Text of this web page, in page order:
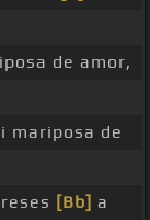
de amor,
mariposa de
[Bb] a